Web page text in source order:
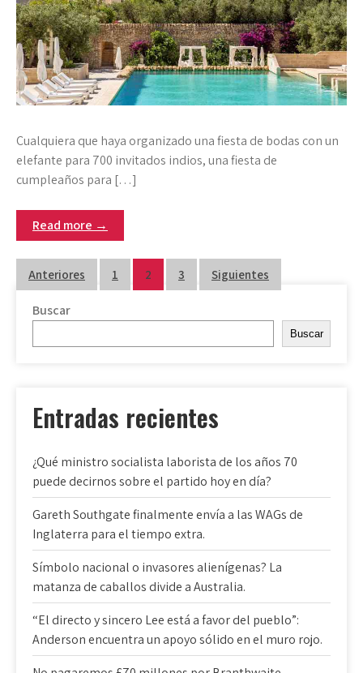
Cualquiera que haya organizado una fiesta de bodas con un
elefante para 700 invitados indios, una fiesta de
cumpleaños para […]
Read more →
Paginación
de
entradas
Anteriores 1 2 3 Siguientes
Buscar
Buscar
Entradas recientes
¿Qué ministro socialista laborista de los años 70
puede decirnos sobre el partido hoy en día?
Gareth Southgate finalmente envía a las WAGs de
Inglaterra para el tiempo extra.
Símbolo nacional o invasores alienígenas? La
matanza de caballos divide a Australia.
“El directo y sincero Lee está a favor del pueblo”:
Anderson encuentra un apoyo sólido en el muro rojo.